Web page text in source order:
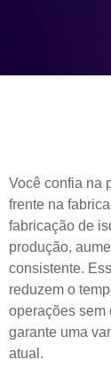
Você confia na
frente na
fabricação de
produção,
consistente.
reduzem o
operações sem
garante uma
atual.